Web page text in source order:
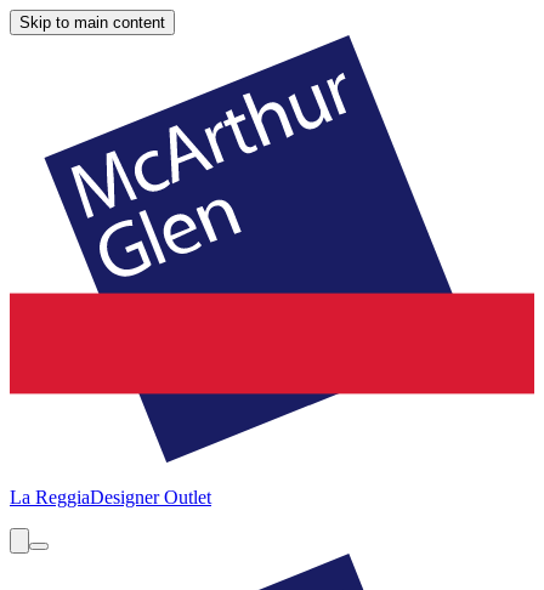
Skip to main content
La ReggiaDesigner Outlet